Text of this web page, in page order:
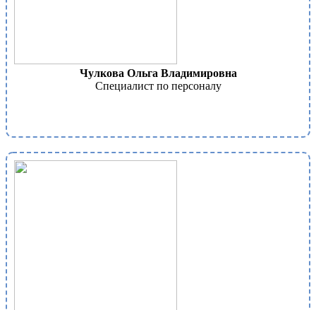
Чулкова Ольга Владимировна
Специалист по персоналу